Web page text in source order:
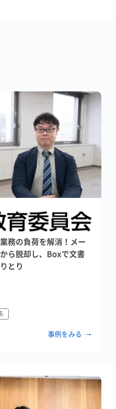
務の負荷を解消！メー
ら脱却し、Boxで文書
とり
事例をみる